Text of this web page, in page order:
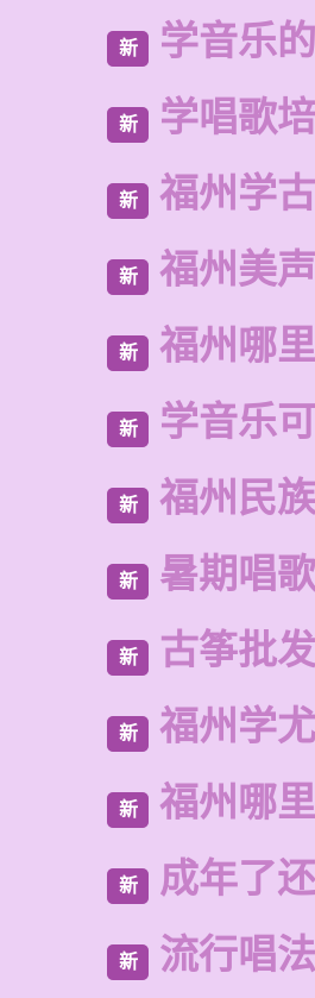
新 学音乐
新 学唱歌
新 福州学
新 福州美
新 福州哪
新 学音乐
新 福州民
新 暑期唱歌
新 古筝批
新 福州学
新 福州哪
新 成年了
新 流行唱